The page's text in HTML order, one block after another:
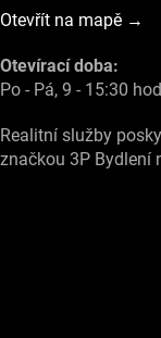
Otevřít na mapě →
Otevírací doba:
Po - Pá, 9 - 15:30
Realitní služby
značkou 3P Bydlení